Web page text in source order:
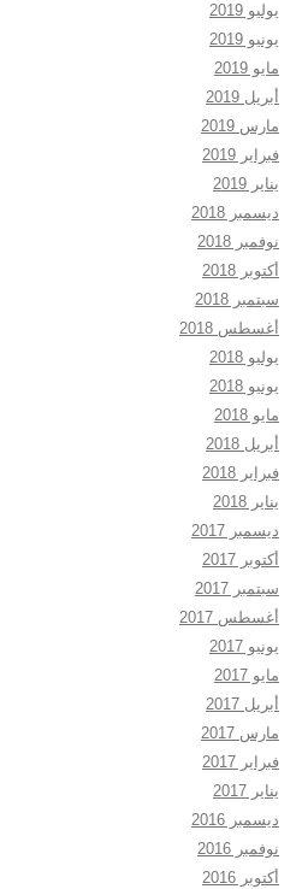
يوليو 2019
يونيو 2019
مايو 2019
أبريل 2019
مارس 2019
فبراير 2019
يناير 2019
ديسمبر 2018
نوفمبر 2018
أكتوبر 2018
سبتمبر 2018
أغسطس 2018
يوليو 2018
يونيو 2018
مايو 2018
أبريل 2018
فبراير 2018
يناير 2018
ديسمبر 2017
أكتوبر 2017
سبتمبر 2017
أغسطس 2017
يونيو 2017
مايو 2017
أبريل 2017
مارس 2017
فبراير 2017
يناير 2017
ديسمبر 2016
نوفمبر 2016
أكتوبر 2016